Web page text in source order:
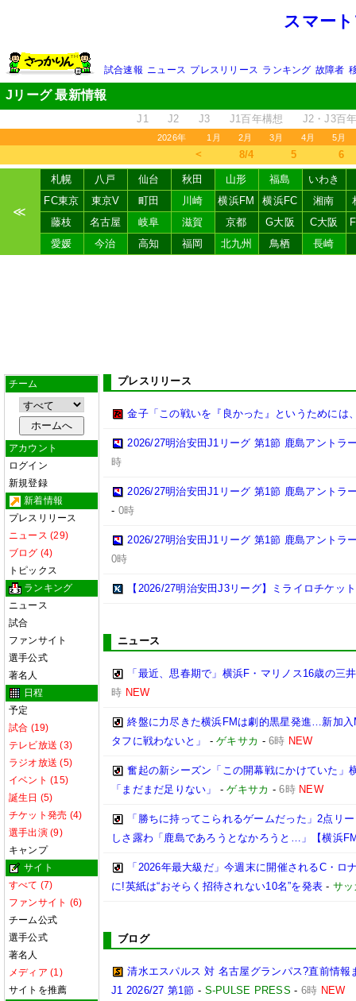
スマー
試合速報 ニュース プレスリリース ランキング 故障者
Jリーグ 最新情報
J1 J2 J3 J1百年構想 J2・J3百
2026年 1月 2月 3月 4月 5月
＜ 8/4 5 6
≪
札幌 八戸 仙台 秋田 山形 福島
いわき
FC東京
東京V 町田 川崎 横浜FM 横浜FC 湘南
藤枝
名古屋 岐阜 滋賀 京都 G大阪 C大阪
愛媛
今治 高知 福岡 北九州 鳥栖 長崎
チーム
アカウント
ログイン
新規登録
新着情報
プレスリリース
ニュース (29)
ブログ (4)
トピックス
ランキング
ニュース
試合
ファンサイト
選手公式
著名人
日程
予定
試合 (19)
テレビ放送 (3)
ラジオ放送 (5)
イベント (15)
誕生日 (5)
チケット発売 (4)
選手出演 (9)
キャンプ
サイト
すべて (7)
ファンサイト (6)
チーム公式
選手公式
著名人
メディア (1)
サイトを推薦
プレスリリース
金子「この戦いを『良かった』というためには
2026/27明治安田J1リーグ 第1節 鹿島アントラ
時
2026/27明治安田J1リーグ 第1節 鹿島アントラ
- 0時
2026/27明治安田J1リーグ 第1節 鹿島アントラ
0時
【2026/27明治安田J3リーグ】ミライロチケッ
ニュース
「最近、思春期で」横浜F・マリノス16歳の三
時 NEW
終盤に力尽きた横浜FMは劇的黒星発進…新加
タフに戦わないと」
-ゲキサカ -6時 NEW
奮起の新シーズン「この開幕戦にかけていた」
「まだまだ足りない」
-ゲキサカ -6時 NEW
「勝ちに持ってこられるゲームだった」2点リ
しさ露わ「鹿島であろうとなかろうと…」【横浜
「2026年最大級だ」今週末に開催されるC・ロ
に!英紙は“おそらく招待されない10名”を発表 - サ
ブログ
清水エスパルス 対 名古屋グランパス?直前情
J1 2026/27 第1節 - S-PULSE PRESS - 6時 NEW